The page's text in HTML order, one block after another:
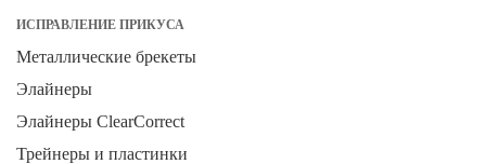
ИСПРАВЛЕНИЕ ПРИКУСА
Металлические брекеты
Элайнеры
Элайнеры ClearCorrect
Трейнеры и пластинки